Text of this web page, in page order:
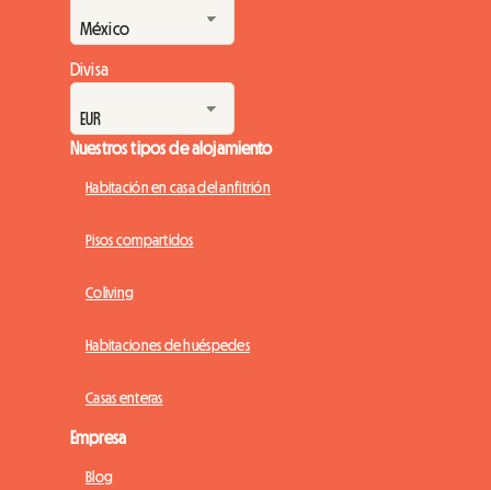
Divisa
Nuestros tipos de alojamiento
Habitación en casa del anfitrión
Pisos compartidos
Coliving
Habitaciones de huéspedes
Casas enteras
Empresa
Blog